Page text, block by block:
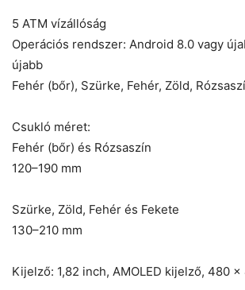
5 ATM vízállóság
Operációs rendszer: Android 8.0 vagy
újabb
Fehér (bőr), Szürke, Fehér, Zöld,
Csukló méret:
Fehér (bőr) és Rózsaszín
120–190 mm
Szürke, Zöld, Fehér és Fekete
130–210 mm
Kijelző: 1,82 inch, AMOLED kijelző, 480